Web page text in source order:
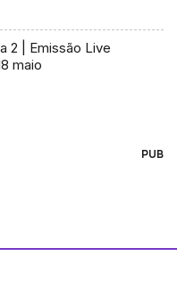
2 | Emissão Live
maio
PUB